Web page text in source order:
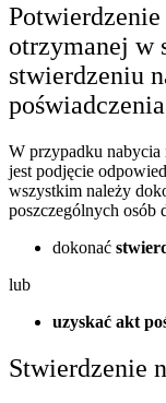
otrzymanej w
stwierdzeniu
W przypadku nabycia
jest podjęcie
wszystkim należy
poszczególnych osób
dokonać
lub
uzyskać akt
Stwierdzenie